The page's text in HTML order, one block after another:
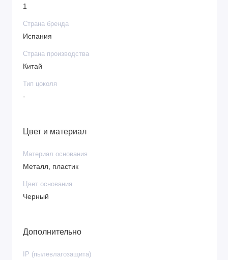
1
Страна бренда
Испания
Страна производства
Китай
Тип цоколя
-
Цвет и материал
Материал основания
Металл, пластик
Цвет основания
Черный
Дополнительно
IP (пылевлагозащита)